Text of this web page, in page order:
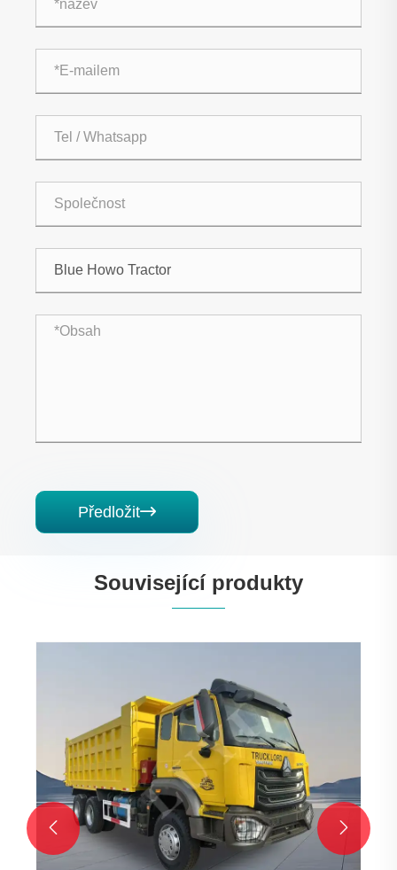
Předložit
Související produkty
 